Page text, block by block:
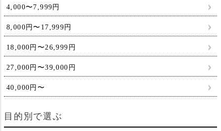
4,000〜7,999円
8,000円〜17,999円
18,000円〜26,999円
27,000円〜39,000円
40,000円〜
目的別で選ぶ